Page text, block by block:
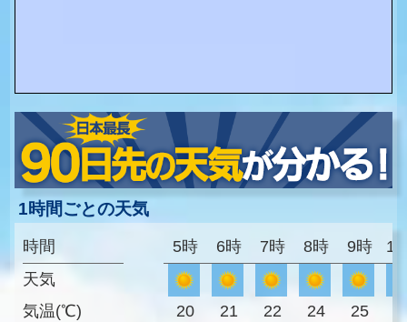
1時間ごとの天気
時間
天気
気温(℃)
5時 6時 7時 8時 9時
20 21 22 24 25